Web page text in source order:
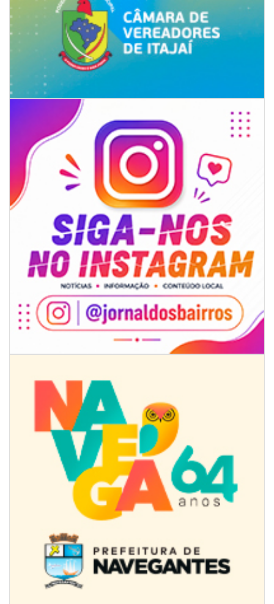
08/08/2026 | 07:00
8º Capoezade promove semana de oficinas gratuitas e atividades
culturais em Itajaí
GERAL
Univali e Câmara de Vereadores de Itajaí reúnem especialistas para
discutir políticas públicas e inovação
BALNEÁRIO CAMBORIÚ